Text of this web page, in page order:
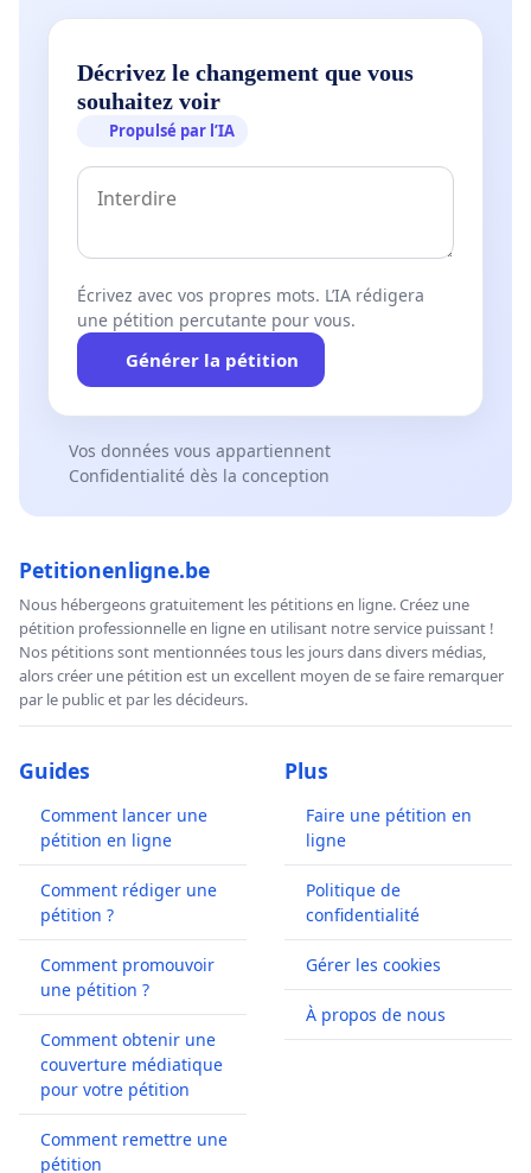
Décrivez le changement que vous
souhaitez voir
Propulsé par l’IA
Écrivez avec vos propres mots. L’IA rédigera
une pétition percutante pour vous.
Générer la pétition
Vos données vous appartiennent
Confidentialité dès la conception
Petitionenligne.be
Nous hébergeons gratuitement les pétitions en ligne. Créez une
pétition professionnelle en ligne en utilisant notre service puissant !
Nos pétitions sont mentionnées tous les jours dans divers médias,
alors créer une pétition est un excellent moyen de se faire remarquer
par le public et par les décideurs.
Guides
Comment lancer une
pétition en ligne
Comment rédiger une
pétition ?
Comment promouvoir
une pétition ?
Comment obtenir une
couverture médiatique
pour votre pétition
Comment remettre une
pétition
Plus
Faire une pétition en
ligne
Politique de
confidentialité
Gérer les cookies
À propos de nous